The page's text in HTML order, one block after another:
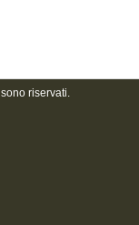
riservati.